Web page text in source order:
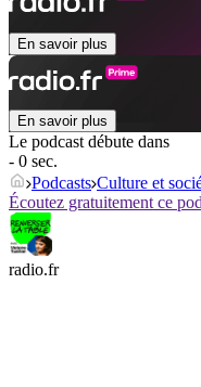
En savoir plus
En savoir plus
Le podcast débute dans
- 0 sec.
Podcasts Culture et
Écoutez gratuitement ce
radio.fr